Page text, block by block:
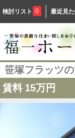
検討リスト 0 最近見
笹塚フラッツ
賃料 15万円